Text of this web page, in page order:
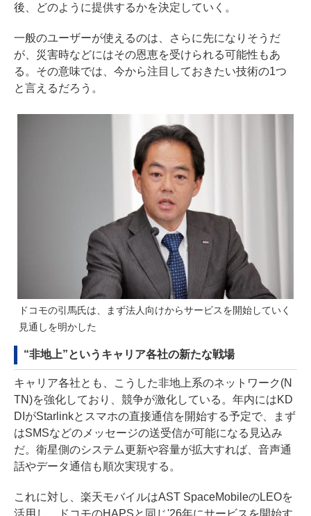
後、どのように提供するかを決定していく。
一般のユーザーが使えるのは、さらに先になりそうだ
が、災害時などにはその恩恵を受けられる可能性もあ
る。その意味では、今から注目しておきたい技術の1つ
と言えるだろう。
ドコモの引馬氏は、まず法人向けからサービスを開始していく
見通しを明かした
“非地上”というキャリア各社の新たな戦場
キャリア各社とも、こうした非地上系のネットワーク(N
TN)を強化しており、競争が激化している。年内にはKD
DIがStarlinkとスマホの直接通信を開始する予定で、まず
はSMSなどのメッセージの送受信が可能になる見込み
だ。衛星側のシステム更新や容量が拡大すれば、音声通
話やデータ通信も順次実現する。
これに対し、楽天モバイルはAST SpaceMobileのLEOを
活用し、ドコモのHAPSと同じ'26年にサービスを開始す